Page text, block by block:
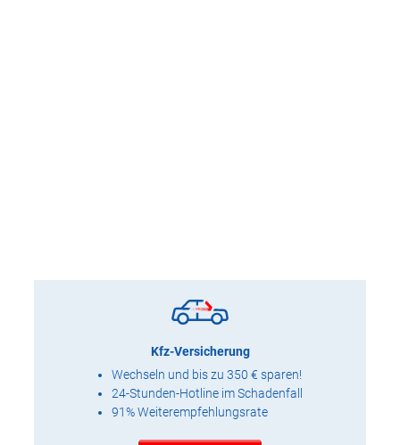
Kfz-Versicherung
Wechseln und bis zu 350 € sparen!
24-Stunden-Hotline im Schadenfall
91% Weiterempfehlungsrate